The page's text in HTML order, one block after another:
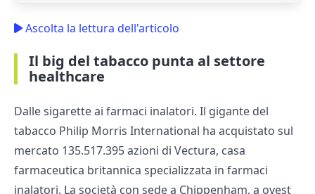
Ascolta la lettura dell'articolo
Il big del tabacco punta al settore
healthcare
Dalle sigarette ai farmaci inalatori. Il gigante del
tabacco Philip Morris International ha acquistato sul
mercato 135.517.395 azioni di Vectura, casa
farmaceutica britannica specializzata in farmaci
inalatori. La società con sede a Chippenham, a ovest